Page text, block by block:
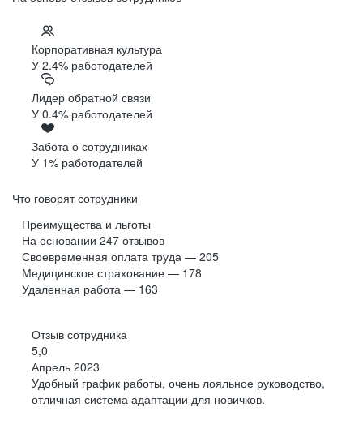
Корпоративная культура
У 2.4% работодателей
Лидер обратной связи
У 0.4% работодателей
Забота о сотрудниках
У 1% работодателей
Что говорят сотрудники
Преимущества и льготы
На основании 247 отзывов
Своевременная оплата труда — 205
Медицинское страхование — 178
Удаленная работа — 163
Отзыв сотрудника
5,0
Апрель 2023
Удобный график работы, очень лояльное руководство,
отличная система адаптации для новичков.